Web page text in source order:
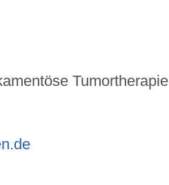
Tumortherapie